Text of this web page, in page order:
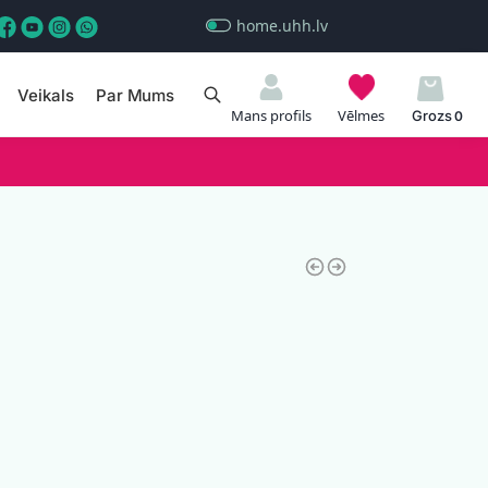
home.uhh.lv
Veikals Par Mums
Mans profils Vēlmes 0